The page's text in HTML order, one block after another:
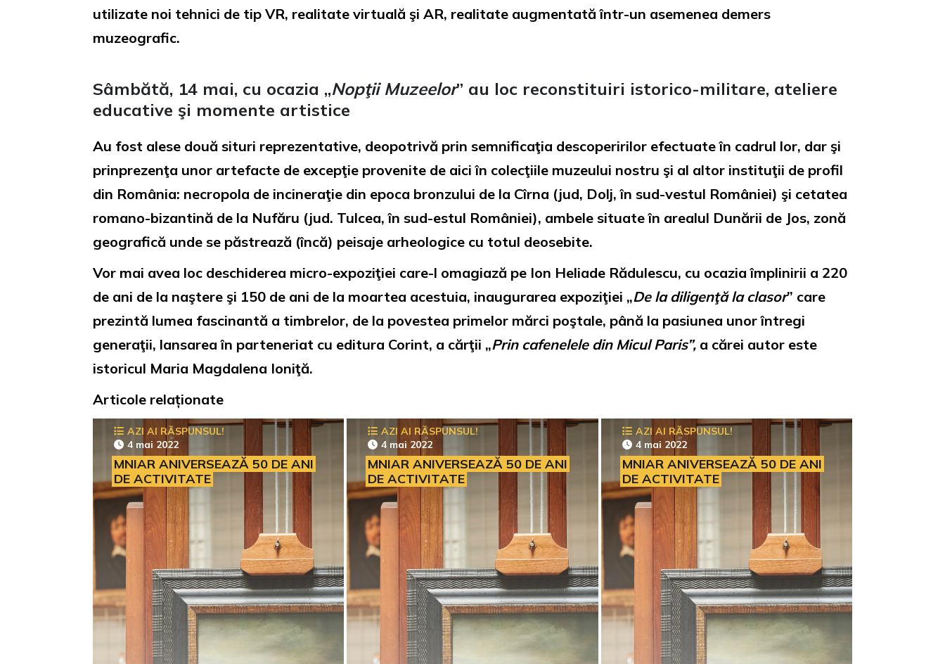
utilizate noi tehnici de tip VR, realitate virtuală şi AR, realitate augmentată într-un asemenea demers
muzeografic.
Sâmbătă, 14 mai, cu ocazia „Nopţii Muzeelor” au loc reconstituiri istorico-militare, ateliere
educative şi momente artistice
Au fost alese două situri reprezentative, deopotrivă prin semnificaţia descoperirilor efectuate în cadrul lor, dar şi
prinprezenţa unor artefacte de excepţie provenite de aici în colecţiile muzeului nostru şi al altor instituţii de profil
din România: necropola de incineraţie din epoca bronzului de la Cîrna (jud, Dolj, în sud-vestul României) şi cetatea
romano-bizantină de la Nufăru (jud. Tulcea, în sud-estul României), ambele situate în arealul Dunării de Jos, zonă
geografică unde se păstrează (încă) peisaje arheologice cu totul deosebite.
Vor mai avea loc deschiderea micro-expoziţiei care-l omagiază pe Ion Heliade Rădulescu, cu ocazia împlinirii a 220
de ani de la naştere şi 150 de ani de la moartea acestuia, inaugurarea expoziţiei „De la diligenţă la clasor” care
prezintă lumea fascinantă a timbrelor, de la povestea primelor mărci poştale, până la pasiunea unor întregi
generaţii, lansarea în parteneriat cu editura Corint, a cărţii „Prin cafenelele din Micul Paris”, a cărei autor este
istoricul Maria Magdalena Ioniţă.
Articole relaționate
AZI AI RĂSPUNSUL!
4 mai 2022
MNIAR ANIVERSEAZĂ 50 DE ANI
DE ACTIVITATE
AZI AI RĂSPUNSUL!
4 mai 2022
MNIAR ANIVERSEAZĂ 50 DE ANI
DE ACTIVITATE
AZI AI RĂSPUNSUL!
4 mai 2022
MNIAR ANIVERSEAZĂ 50 DE ANI
DE ACTIVITATE